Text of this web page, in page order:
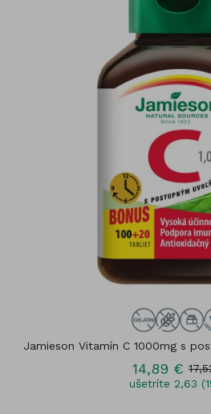
Jamieson Vitamín C 1000mg s
14,89 €
ušetríte 2,63